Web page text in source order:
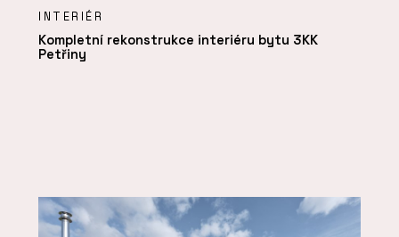
INTERIÉR
Kompletní rekonstrukce interiéru bytu 3KK
Petřiny